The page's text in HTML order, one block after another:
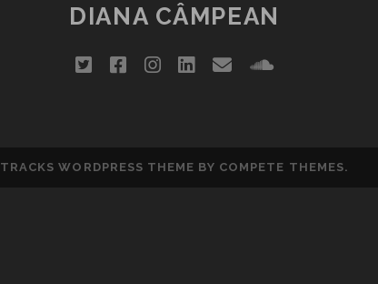
DIANA CÂMPEAN
twitterfacebookinstagram
linkedin
emailsoundcloud
TRACKS WORDPRESS THEME BY COMPETE THEMES.